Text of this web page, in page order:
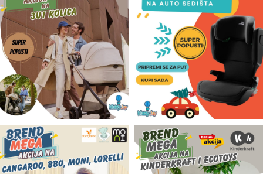
Prodavnica
Call Centar
011 438 1 000